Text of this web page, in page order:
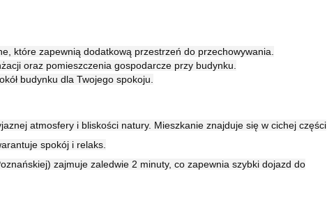
które zapewnią dodatkową przestrzeń do przechowywania.
oraz pomieszczenia gospodarcze przy budynku.
budynku dla Twojego spokoju.
atmosfery i bliskości natury. Mieszkanie znajduje się w cichej części
spokój i relaks.
zajmuje zaledwie 2 minuty, co zapewnia szybki dojazd do